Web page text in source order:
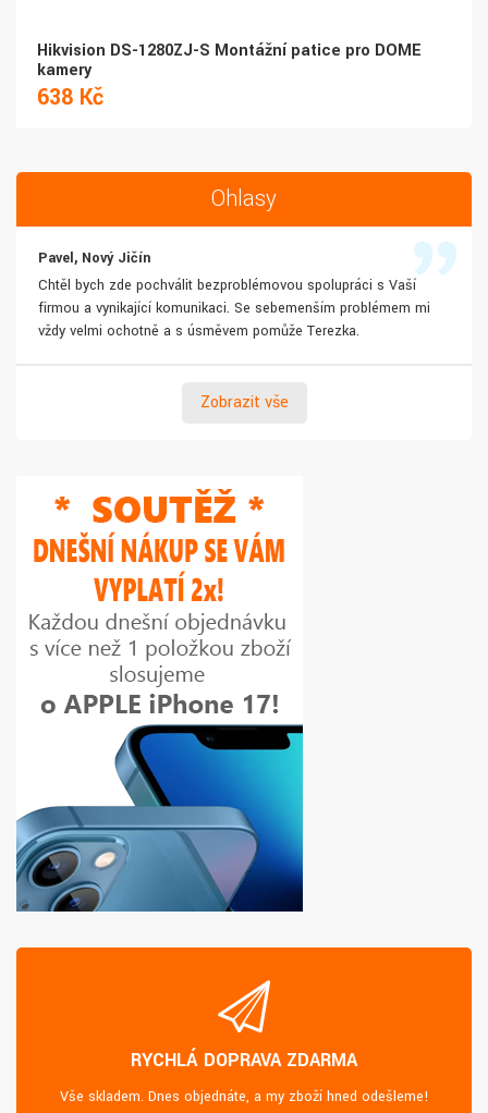
Hikvision DS-1280ZJ-S Montážní patice pro DOME
kamery
638 Kč
Ohlasy
Pavel, Nový Jičín
Chtěl bych zde pochválit bezproblémovou spolupráci s Vaší
firmou a vynikající komunikaci. Se sebemenším problémem mi
vždy velmi ochotně a s úsměvem pomůže Terezka.
Zobrazit vše
RYCHLÁ DOPRAVA ZDARMA
Vše skladem. Dnes objednáte, a my zboží hned odešleme!